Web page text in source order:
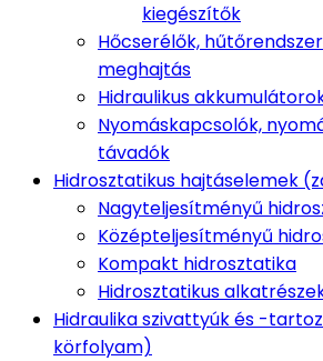
kiegészítők
Hőcserélők,
meghajtás
Hidraulikus
Nyomáskapcsolók,
távadók
Hidrosztatikus hajtáselemek
Nagyteljesítményű
Középteljesítményű
Kompakt hidrosztatika
Hidrosztatikus
Hidraulika szivattyúk és -
körfolyam)